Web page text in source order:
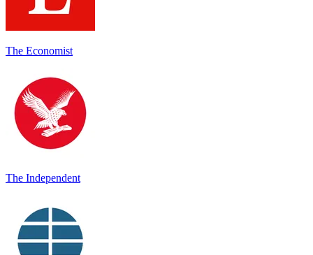
The Economist
The Independent